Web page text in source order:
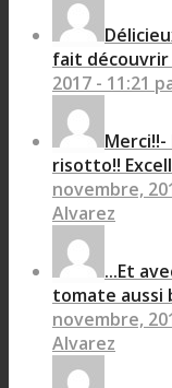
fait découvrir
2017 - 11:21
risotto!!
novembre,
Alvarez
...Et
tomate aussi
novembre,
Alvarez